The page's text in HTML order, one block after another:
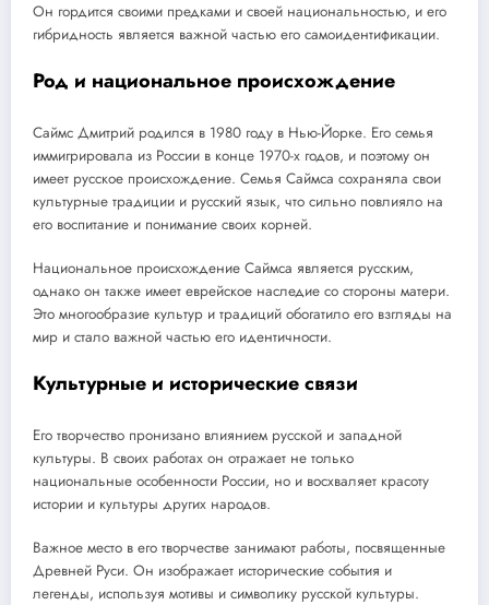
Он гордится своими предками и своей национальностью, и его
гибридность является важной частью его самоидентификации.
Род и национальное происхождение
Саймс Дмитрий родился в 1980 году в Нью-Йорке. Его семья
иммигрировала из России в конце 1970-х годов, и поэтому он
имеет русское происхождение. Семья Саймса сохраняла свои
культурные традиции и русский язык, что сильно повлияло на
его воспитание и понимание своих корней.
Национальное происхождение Саймса является русским,
однако он также имеет еврейское наследие со стороны матери.
Это многообразие культур и традиций обогатило его взгляды на
мир и стало важной частью его идентичности.
Культурные и исторические связи
Его творчество пронизано влиянием русской и западной
культуры. В своих работах он отражает не только
национальные особенности России, но и восхваляет красоту
истории и культуры других народов.
Важное место в его творчестве занимают работы, посвященные
Древней Руси. Он изображает исторические события и
легенды, используя мотивы и символику русской культуры.